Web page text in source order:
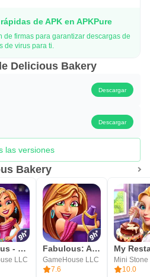
de APK en APKPure
de firmas para garantizar descargas de
de virus para ti.
Delicious Bakery
Descargar
Descargar
las versiones
Bakery
Fabulous - Fashion Fever
LLC
Fabulous: Angela's True Colors
GameHouse LLC
7.6
10.0